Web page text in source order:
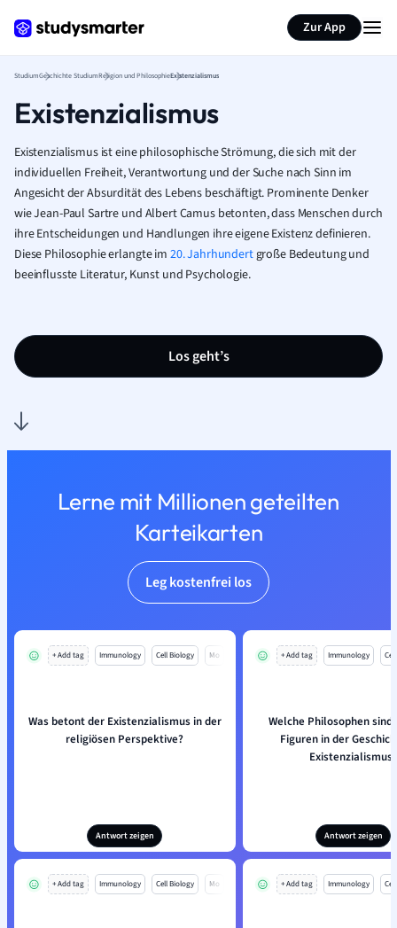
Zur App
StudiumGeschichte StudiumReligion und PhilosophieExistenzialismus
Existenzialismus
Existenzialismus ist eine philosophische Strömung, die sich mit der
individuellen Freiheit, Verantwortung und der Suche nach Sinn im
Angesicht der Absurdität des Lebens beschäftigt. Prominente Denker
wie Jean-Paul Sartre und Albert Camus betonten, dass Menschen durch
ihre Entscheidungen und Handlungen ihre eigene Existenz definieren.
Diese Philosophie erlangte im 20. Jahrhundertgroße Bedeutung und
beeinflusste Literatur, Kunst und Psychologie.
Los geht’s
Lerne mit Millionen geteilten
Karteikarten
Leg kostenfrei los
+ Add tag Immunology Cell Biology Mo
Was betont der Existenzialismus in der
religiösen Perspektive?
Antwort zeigen
+ Add tag Immunology
Welche Philosophen
Figuren in der
Existenzialismus?
Antwort zeigen
+ Add tag Immunology Cell Biology Mo + Add tag Immunology